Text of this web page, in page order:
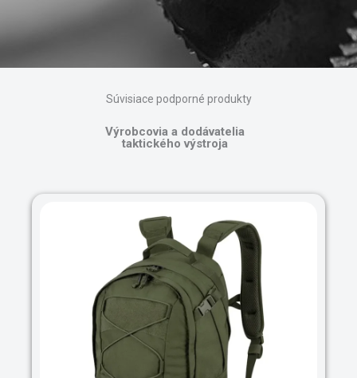
Súvisiace podporné produkty
Výrobcovia a dodávatelia
taktického výstroja